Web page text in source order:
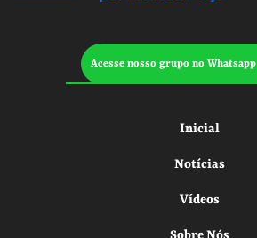
Acesse nosso grupo no Whatsapp
Inicial
Notícias
Vídeos